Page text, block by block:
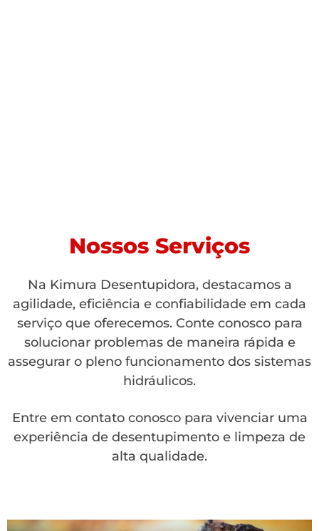
Nossos Serviços
Na Kimura Desentupidora, destacamos a
agilidade, eficiência e confiabilidade em cada
serviço que oferecemos. Conte conosco para
solucionar problemas de maneira rápida e
assegurar o pleno funcionamento dos sistemas
hidráulicos.
Entre em contato conosco para vivenciar uma
experiência de desentupimento e limpeza de
alta qualidade.